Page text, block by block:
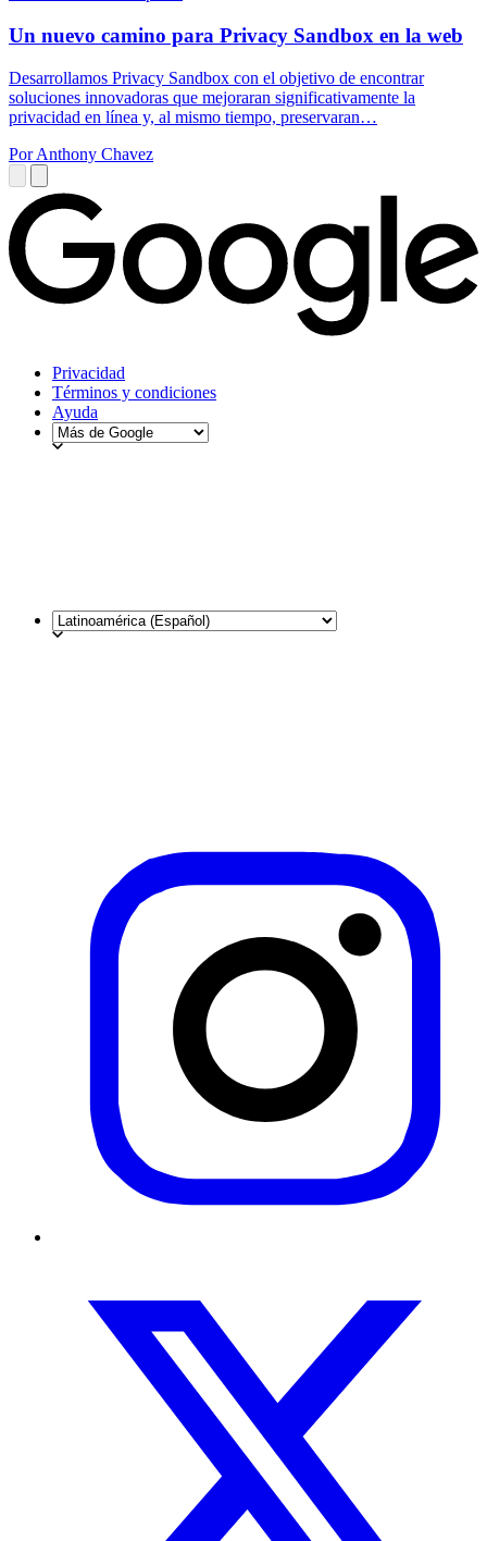
Un nuevo camino para Privacy Sandbox en la web
Desarrollamos Privacy Sandbox con el objetivo de encontrar
soluciones innovadoras que mejoraran significativamente la
privacidad en línea y, al mismo tiempo, preservaran…
Por Anthony Chavez
Privacidad
Términos y condiciones
Ayuda